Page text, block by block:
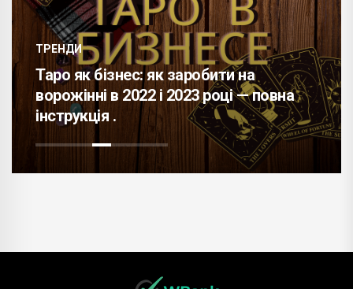
ТРЕНДИ
Таро як бізнес: як заробити на
ворожінні в 2022 і 2023 році — повна
інструкція .